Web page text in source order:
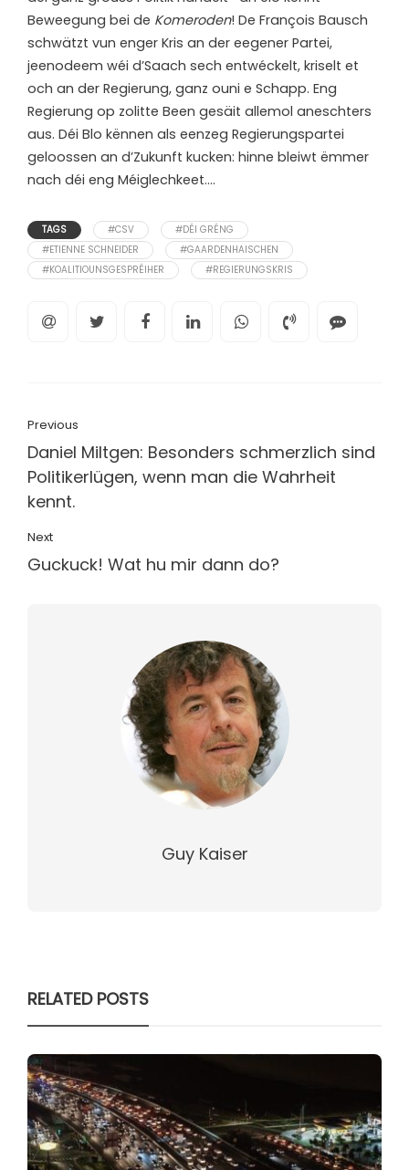
Beweegung bei de Komeroden! De François Bausch
schwätzt vun enger Kris an der eegener Partei,
jeenodeem wéi d’Saach sech entwéckelt, kriselt et
och an der Regierung, ganz ouni e Schapp. Eng
Regierung op zolitte Been gesäit allemol aneschters
aus. Déi Blo kënnen als eenzeg Regierungspartei
geloossen an d’Zukunft kucken: hinne bleiwt ëmmer
nach déi eng Méiglechkeet….
TAGS #CSV
#DÉI GRÉNG
#ETIENNE SCHNEIDER
#GAARDENHAISCHEN
#KOALITIOUNSGESPRÉIHER
#REGIERUNGSKRIS
Previous
Daniel Miltgen: Besonders schmerzlich sind
Politikerlügen, wenn man die Wahrheit
kennt.
Next
Guckuck! Wat hu mir dann do?
Guy Kaiser
RELATED POSTS